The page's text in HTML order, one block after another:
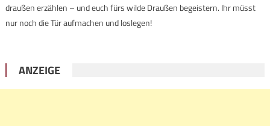
draußen erzählen – und euch fürs wilde Draußen begeistern. Ihr müsst
nur noch die Tür aufmachen und loslegen!
ANZEIGE